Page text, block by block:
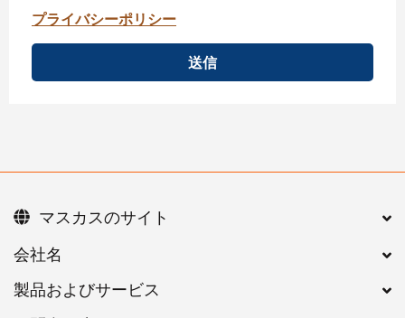
プライバシーポリシー
送信
会社名
製品およびサービス
マスカスのサイト